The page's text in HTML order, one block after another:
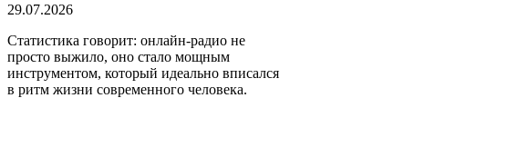
29.07.2026
Статистика говорит: онлайн-радио не
просто выжило, оно стало мощным
инструментом, который идеально вписался
в ритм жизни современного человека.